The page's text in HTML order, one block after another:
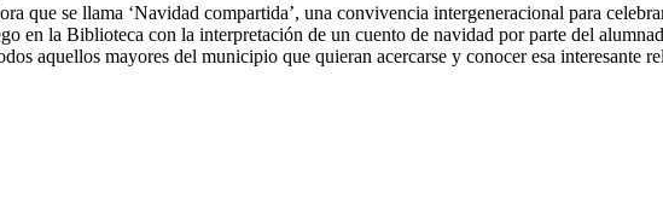
que se llama ‘Navidad compartida’, una convivencia intergeneracional para
en la Biblioteca con la interpretación de un cuento de navidad por parte del
aquellos mayores del municipio que quieran acercarse y conocer esa interesante